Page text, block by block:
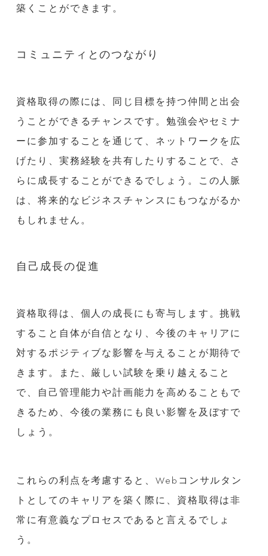
築くことができます。
コミュニティとのつながり
資格取得の際には、同じ目標を持つ仲間と出会
うことができるチャンスです。勉強会やセミナ
ーに参加することを通じて、ネットワークを広
げたり、実務経験を共有したりすることで、さ
らに成長することができるでしょう。この人脈
は、将来的なビジネスチャンスにもつながるか
もしれません。
自己成長の促進
資格取得は、個人の成長にも寄与します。挑戦
すること自体が自信となり、今後のキャリアに
対するポジティブな影響を与えることが期待で
きます。また、厳しい試験を乗り越えること
で、自己管理能力や計画能力を高めることもで
きるため、今後の業務にも良い影響を及ぼすで
しょう。
これらの利点を考慮すると、Webコンサルタン
トとしてのキャリアを築く際に、資格取得は非
常に有意義なプロセスであると言えるでしょ
う。